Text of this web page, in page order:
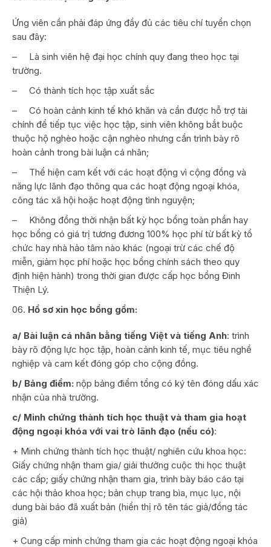
Ứng viên cần phải đáp ứng đầy đủ các tiêu chí tuyển chọn
sau đây:
– Là sinh viên hệ đại học chính quy đang theo học tại
trường.
– Có thành tích học tập xuất sắc
– Có hoàn cảnh kinh tế khó khăn và cần được hỗ trợ tài
chính để tiếp tục việc học tập, sinh viên không bắt buộc
thuộc hộ nghèo hoặc cận nghèo nhưng cần trình bày rõ
hoàn cảnh trong bài luận cá nhân;
– Thể hiện cam kết với các hoạt động vì cộng đồng và
năng lực lãnh đạo thông qua các hoạt động ngoại khóa,
công tác xã hội hoặc hoạt động tình nguyện;
– Không đồng thời nhận bất kỳ học bổng toàn phần hay
học bổng có giá trị tương đương 100% học phí từ bất kỳ tổ
chức hay nhà hảo tâm nào khác (ngoại trừ các chế độ
miễn, giảm học phí hoặc học bổng chính sách theo quy
định hiện hành) trong thời gian được cấp học bổng Đinh
Thiện Lý.
Hồ sơ xin học bổng gồm:
a/ Bài luận cá nhân bằng tiếng Việt và tiếng Anh: trình
bày rõ động lực học tập, hoàn cảnh kinh tế, mục tiêu nghề
nghiệp và cam kết đóng góp cho cộng đồng.
b/ Bảng điểm: nộp bảng điểm tổng có ký tên đóng dấu xác
nhận của nhà trường.
c/ Minh chứng thành tích học thuật và tham gia hoạt
động ngoại khóa với vai trò lãnh đạo (nếu có):
+ Minh chứng thành tích học thuật/ nghiên cứu khoa học:
Giấy chứng nhận tham gia/ giải thưởng cuộc thi học thuật
các cấp; giấy chứng nhận tham gia, trình bày báo cáo tại
các hội thảo khoa học; bản chụp trang bìa, mục lục, nội
dung bài báo đã xuất bản (hiển thị rõ tên tác giả/đồng tác
giả)
+ Cung cấp minh chứng tham gia các hoạt động ngoại khóa